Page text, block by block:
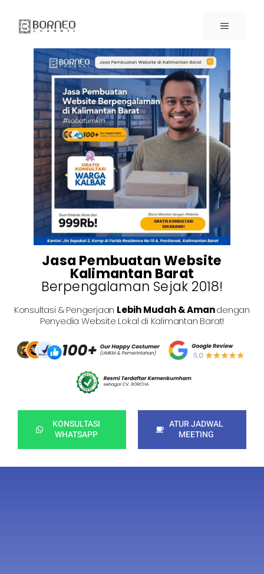
Jasa Pembuatan Website
Kalimantan Barat
Berpengalaman Sejak 2018!
Konsultasi & Pengerjaan Lebih Mudah & Amandengan
Penyedia Website Lokal di Kalimantan Barat!
KONSULTASI
WHATSAPP
ATUR JADWAL
MEETING